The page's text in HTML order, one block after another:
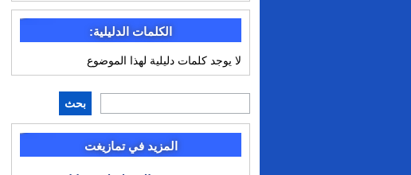
الكلمات الدليلية:
لا يوجد كلمات دليلية لهذا الموضوع
بحث
المزيد في تمازيغت